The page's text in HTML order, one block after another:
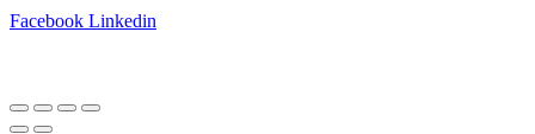
Facebook Linkedin